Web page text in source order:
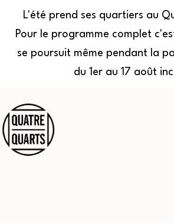
L'été prend ses quartiers au
Pour le programme complet
se poursuit même pendant la
du 1er au 17 août
au
contenu